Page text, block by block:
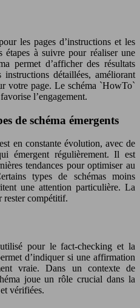
les pages d’instructions et les
à suivre pour réaliser une
permet d’afficher des résultats
détaillées, améliorant
votre page. Le schéma `HowTo`
l’engagement.
de schéma émergents
en constante évolution, avec de
émergent régulièrement. Il est
tendances pour optimiser au
types de schémas moins
une attention particulière. La
rester compétitif.
pour le fact-checking et la
d’indiquer si une affirmation
vraie. Dans un contexte de
joue un rôle crucial dans la
vérifiées.